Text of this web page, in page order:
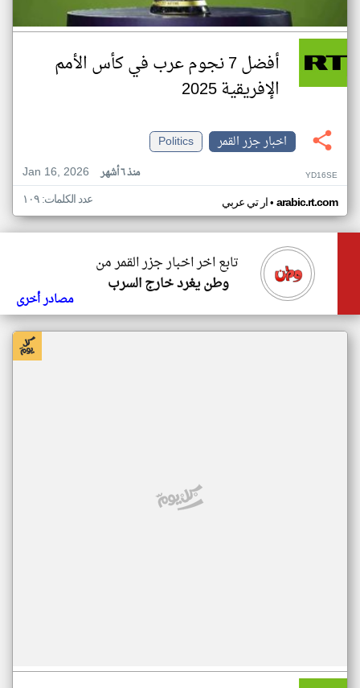
أفضل 7 نجوم عرب في كأس الأمم
الإفريقية 2025
اخبار جزر القمر
Politics
Jan 16, 2026
منذ ٦ أشهر YD16SE
ار تي عربي• arabic.rt.com عدد الكلمات: ١٠٩
تابع اخر اخبار جزر القمر من
وطن يغرد خارج السرب
مصادر أخرى